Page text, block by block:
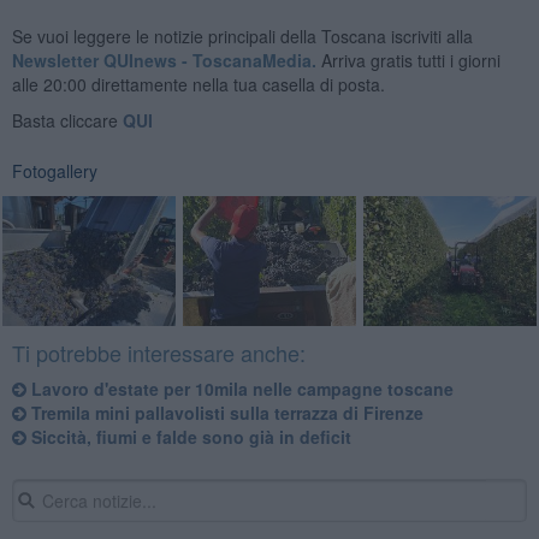
Se vuoi leggere le notizie principali della Toscana iscriviti alla
Newsletter QUInews - ToscanaMedia. Arriva gratis tutti i giorni
alle 20:00 direttamente nella tua casella di posta.
Basta cliccare QUI
Fotogallery
Ti potrebbe interessare anche:
Lavoro d'estate per 10mila nelle campagne toscane
Tremila mini pallavolisti sulla terrazza di Firenze
Siccità, fiumi e falde sono già in deficit